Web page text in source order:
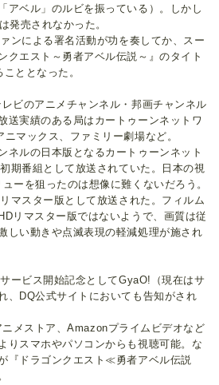
アベル」のルビを振っている）。しかし
発売されなかった。
ンによる署名活動が功を奏してか、スー
クエスト～勇者アベル伝説～』のタイト
ととなった。
ビのアニメチャンネル・邦画チャンネル
送実績のある局はカートゥーンネットワ
マックス、ファミリー劇場など。
ネルの日本版となるカートゥーンネット
期番組として放送されていた。日本の視
ーを狙ったのは想像に難くないだろう。
マスター版として放送された。フィルム
リマスター版ではないようで、画質は従
しい動きや点滅表現の軽減処理が施され
ービス開始記念としてGyaO!（現在はサ
、DQ公式サイトにおいても告知がされ
メストア、Amazonプライムビデオなど
りスマホやパソコンからも視聴可能。な
『ドラゴンクエスト≪勇者アベル伝説